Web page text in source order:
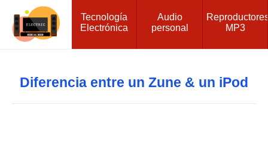
Tecnología
Electrónica
Audio
personal
MP3
Diferencia entre un Zune & un iPod